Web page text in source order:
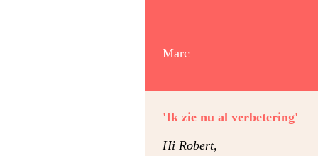
Marc
'Ik zie nu al verbetering'
Hi Robert,